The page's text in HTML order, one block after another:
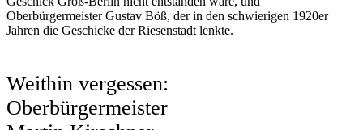
Oberbürgermeister Gustav Böß, der in den schwierigen 1920er
Jahren die Geschicke der Riesenstadt lenkte.
Weithin vergessen:
Oberbürgermeister